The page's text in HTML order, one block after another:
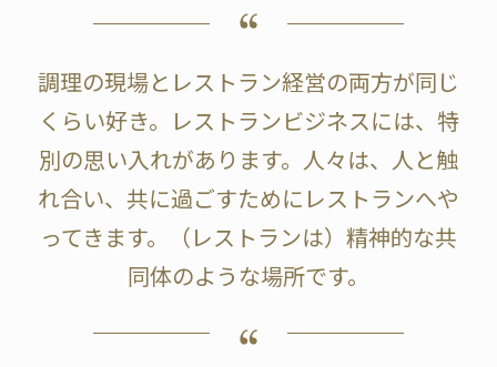
調理の現場とレストラン経営の両方が同じ
くらい好き。レストランビジネスには、特
別の思い入れがあります。人々は、人と触
れ合い、共に過ごすためにレストランへや
ってきます。（レストランは）精神的な共
同体のような場所です。